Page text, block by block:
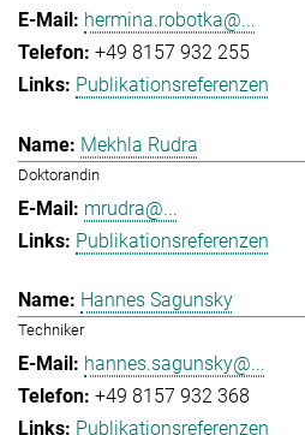
hermina.robotka@...
+49 8157 932 255
Publikationsreferenzen
Mekhla Rudra
Doktorandin
mrudra@...
Publikationsreferenzen
Hannes Sagunsky
Techniker
hannes.sagunsky@...
+49 8157 932 368
Publikationsreferenzen